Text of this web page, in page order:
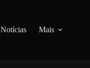
Notícias Mais